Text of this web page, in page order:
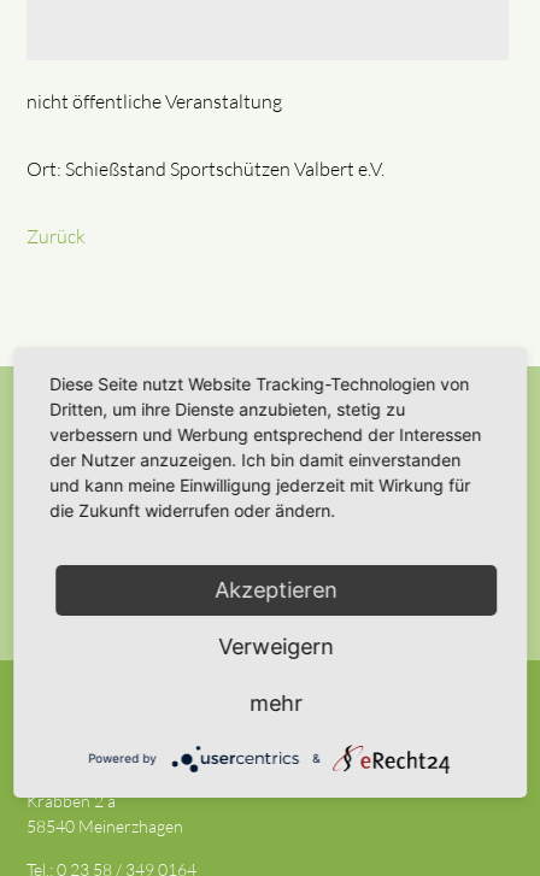
nicht öffentliche Veranstaltung
Ort: Schießstand Sportschützen Valbert e.V.
Zurück
Newsletter abonnieren
Mail-
Sportschützen Valbert e.V.
Krabben 2 a
58540 Meinerzhagen
Tel.: 0 23 58 / 349 0164
Diese Seite nutzt Website Tracking-Technologien von
Dritten, um ihre Dienste anzubieten, stetig zu
verbessern und Werbung entsprechend der Interessen
der Nutzer anzuzeigen. Ich bin damit einverstanden
und kann meine Einwilligung jederzeit mit Wirkung für
die Zukunft widerrufen oder ändern.
Akzeptieren
Verweigern
mehr
Powered by &